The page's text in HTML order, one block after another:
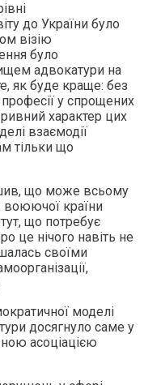
до України було
візію
було
адвокатури на
як буде краще: без
у спрощених
характер цих
взаємодії
тільки що
що може всьому
воюючої країни
що потребує
це нічого навіть не
своїми
моделі
досягнуло саме у
асоціацією